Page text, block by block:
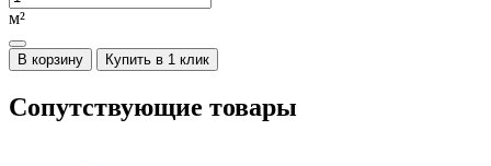
м²
В корзину Купить в 1 клик
Сопутствующие товары